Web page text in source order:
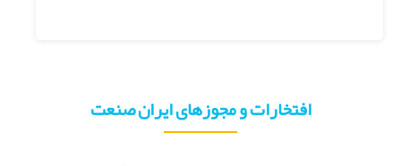
افتخارات و مجوزهای ایران صنعت